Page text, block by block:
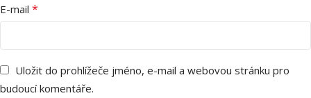
E-mail *
Uložit do prohlížeče jméno, e-mail a webovou stránku pro
budoucí komentáře.